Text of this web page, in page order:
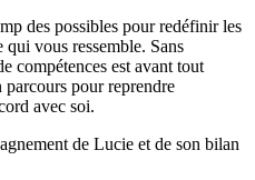
des possibles pour redéfinir les
vous ressemble. Sans
compétences est avant tout
pour reprendre
avec soi.
de Lucie et de son bilan